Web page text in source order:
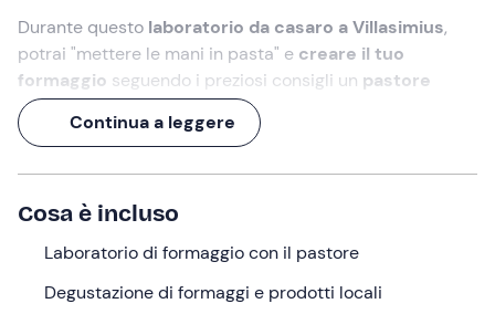
Durante questo laboratorio da casaro a Villasimius,
potrai "mettere le mani in pasta" e creare il tuo
formaggio seguendo i preziosi consigli un pastore
sardo.
Dopo la dimostrazione, ti attende una
include ricotta, pecorino e altri prodotti tipici, da gustare
all'aperto tra i profumi della macchia mediterranea!
Cosa faremo
L’appuntamento è alle ore 10:00
presso l'azienda
agricola
Colline del Ventoa Villasimius (CA)
Continua a leggere
Cosa è incluso
Laboratorio di formaggio con il pastore
Degustazione di formaggi e prodotti locali